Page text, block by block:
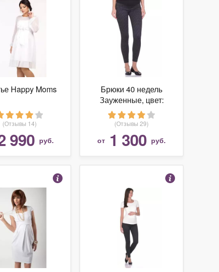
Happy Moms
(Отзывы 14)
990 руб.
Брюки 40 недель
Зауженные, цвет:
черный/серый
(Отзывы 29)
от 1 300 руб.